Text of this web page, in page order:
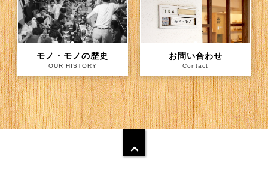
モノ・モノの歴史
OUR HISTORY
お問い合わせ
Contact